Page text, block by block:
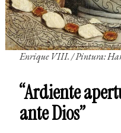
Enrique VIII. /Pintura:
“Ardiente
ante Dios”